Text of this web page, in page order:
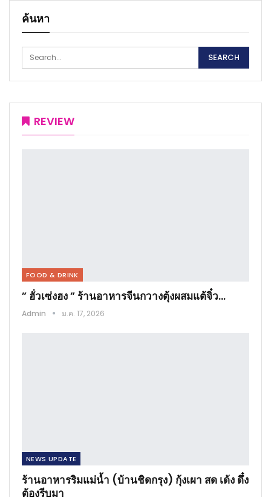
ค้นหา
REVIEW
FOOD & DRINK
” ฮั่วเซ่งฮง ” ร้านอาหารจีนกวางตุ้งผสมแต้จิ๋ว…
Admin ม.ค. 17, 2026
NEWS​ UPDATE
ร้านอาหารริมแม่น้ำ (บ้านชิดกรุง) กุ้งเผา สด เด้ง ดึ๋ง
ต้องรีบมา